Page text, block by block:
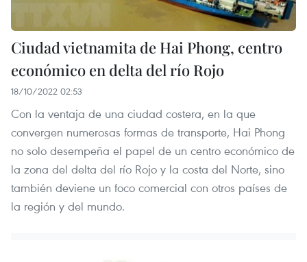
Ciudad vietnamita de Hai Phong, centro
económico en delta del río Rojo
18/10/2022 02:53
Con la ventaja de una ciudad costera, en la que
convergen numerosas formas de transporte, Hai Phong
no solo desempeña el papel de un centro económico de
la zona del delta del río Rojo y la costa del Norte, sino
también deviene un foco comercial con otros países de
la región y del mundo.